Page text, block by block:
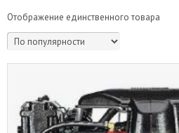
Отображение единственного товара